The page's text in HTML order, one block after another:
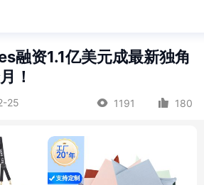
融资1.1亿美元成最新独角
！
25 1191 180